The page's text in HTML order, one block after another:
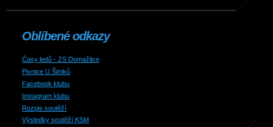
Oblíbené odkazy
Časy ledů - ZS Domažlice
Pivnice U Šimků
Facebook klubu
Instagram klubu
Rozpis soutěží
Výsledky soutěží KSM